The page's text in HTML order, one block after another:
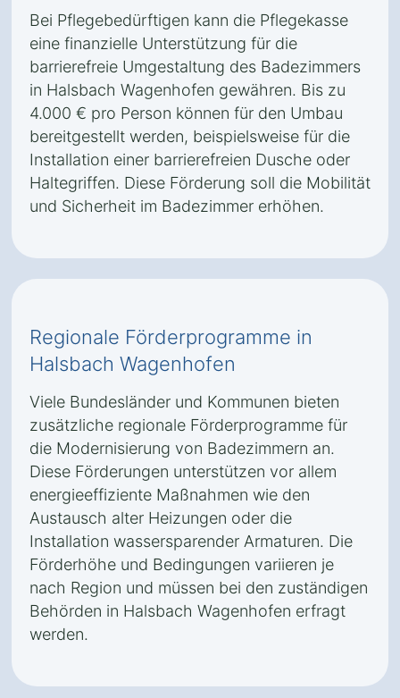
Bei Pflegebedürftigen kann die Pflegekasse
eine finanzielle Unterstützung für die
barrierefreie Umgestaltung des Badezimmers
in Halsbach Wagenhofen gewähren. Bis zu
4.000 € pro Person können für den Umbau
bereitgestellt werden, beispielsweise für die
Installation einer barrierefreien Dusche oder
Haltegriffen. Diese Förderung soll die Mobilität
und Sicherheit im Badezimmer erhöhen.
Regionale Förderprogramme in
Halsbach Wagenhofen
Viele Bundesländer und Kommunen bieten
zusätzliche regionale Förderprogramme für
die Modernisierung von Badezimmern an.
Diese Förderungen unterstützen vor allem
energieeffiziente Maßnahmen wie den
Austausch alter Heizungen oder die
Installation wassersparender Armaturen. Die
Förderhöhe und Bedingungen variieren je
nach Region und müssen bei den zuständigen
Behörden in Halsbach Wagenhofen erfragt
werden.